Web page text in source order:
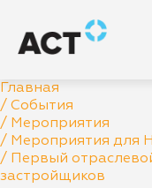
Главная
/ События
/ Мероприятия
/ Мероприятия для
/
Первый
застройщиков